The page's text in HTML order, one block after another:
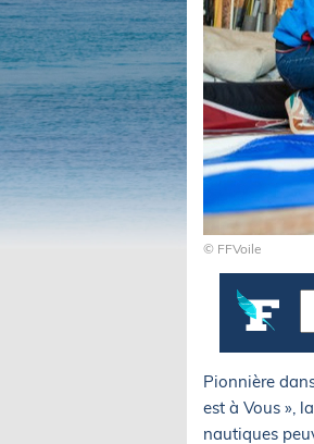
© FFVoile
Pionnière
est à Vous »,
nautiques